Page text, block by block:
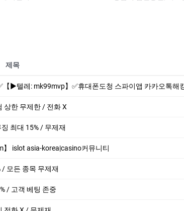
제목
카톡복제 핸드폰감시 폰 복제 인스타해킹 위치추적 통화녹취 외도증거수집 불륜#복제폰#핸드폰도청 【▶텔레:
상한 무제한 / 전화 X
최대 15% / 무제재
is­lot asia-korea|casino커뮤니티
/ 모든 종목 무제재
/ 고객 베팅 존중